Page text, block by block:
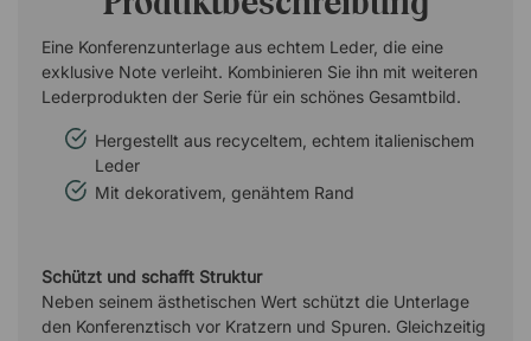
Eine Konferenzunterlage aus echtem Leder, die eine
exklusive Note verleiht. Kombinieren Sie ihn mit weiteren
Lederprodukten der Serie für ein schönes Gesamtbild.
Hergestellt aus recyceltem, echtem italienischem
Leder
Mit dekorativem, genähtem Rand
Schützt und schafft Struktur
Neben seinem ästhetischen Wert schützt die Unterlage
den Konferenztisch vor Kratzern und Spuren. Gleichzeitig